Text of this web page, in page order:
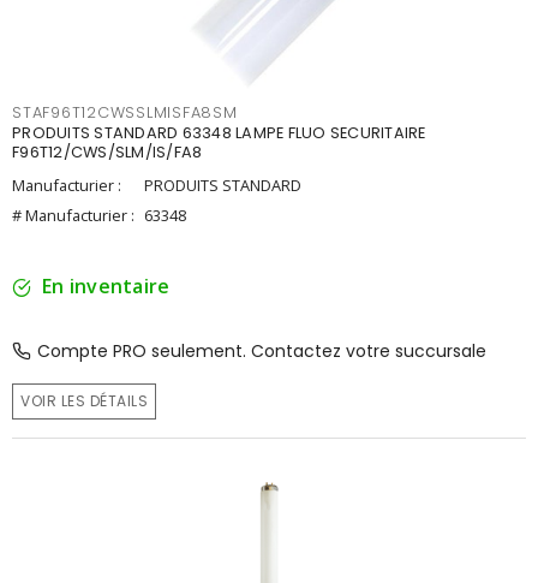
STAF96T12CWSSLMISFA8SM
PRODUITS STANDARD 63348 LAMPE FLUO SECURITAIRE
F96T12/CWS/SLM/IS/FA8
Manufacturier :
PRODUITS STANDARD
# Manufacturier : 63348
En inventaire
Compte PRO seulement. Contactez votre succursale
VOIR LES DÉTAILS